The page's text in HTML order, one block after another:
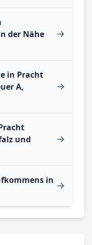
der Nähe
in Pracht
A,
und
in